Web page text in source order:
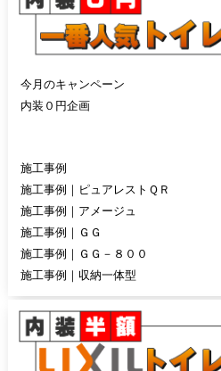
今月のキャンペーン
内装０円企画
施工事例
施工事例｜ピュアレストＱＲ
施工事例｜アメージュ
施工事例｜ＧＧ
施工事例｜ＧＧ－８００
施工事例｜収納一体型